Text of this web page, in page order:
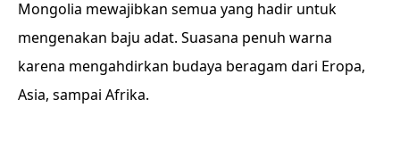
Mongolia mewajibkan semua yang hadir untuk
mengenakan baju adat. Suasana penuh warna
karena mengahdirkan budaya beragam dari Eropa,
Asia, sampai Afrika.